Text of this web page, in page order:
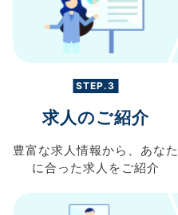
STEP.3
求人のご紹介
豊富な求人情報から、 あなた
に合った求人を ご紹介